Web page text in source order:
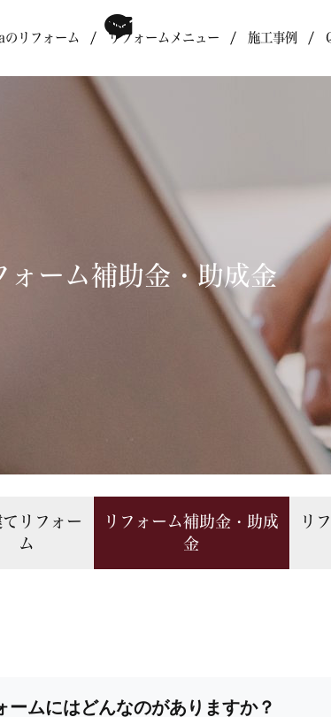
のリフォーム リフォームメニュー 施工事例
ォーム補助金・助成金
てリフォー
ム
リフォーム補助金・助成
金
リ
ームにはどんなのがありますか？